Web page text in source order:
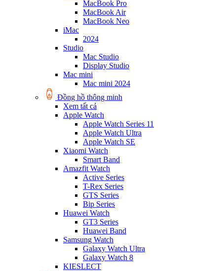
MacBook Pro
MacBook Air
MacBook Neo
iMac
2024
Studio
Mac Studio
Display Studio
Mac mini
Mac mini 2024
Đồng hồ thông minh
Xem tất cả
Apple Watch
Apple Watch Series 11
Apple Watch Ultra
Apple Watch SE
Xiaomi Watch
Smart Band
Amazfit Watch
Active Series
T-Rex Series
GTS Series
Bip Series
Huawei Watch
GT3 Series
Huawei Band
Samsung Watch
Galaxy Watch Ultra
Galaxy Watch 8
KIESLECT